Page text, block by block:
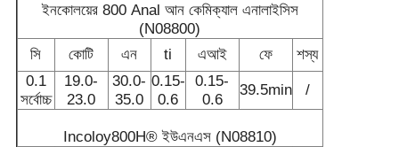
ইনকোলয়ের 800 Anal আন কেমিক্যাল এনালাইসিস
(N08800)
সি
কোটি এন ti এআই ফে
শস্য
0.1
সর্বোচ্চ
19.0-
23.0
30.0-
35.0
0.15-
0.6
0.15-
0.6
39.5min /
Incoloy800H® ইউএনএস (N08810)